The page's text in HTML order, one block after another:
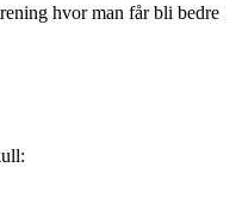
hvor man får bli bedre